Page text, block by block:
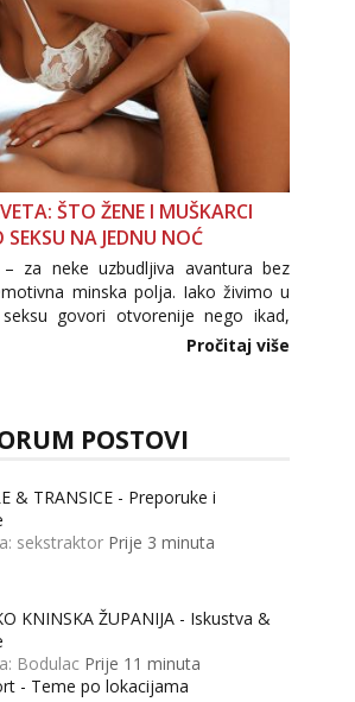
ŠTO ŽENE I MUŠKARCI
NA JEDNU NOĆ
za neke uzbudljiva avantura bez
minska polja. Iako živimo u
govori otvorenije nego ikad,
i dalje izaziva burne rasprave. Što
Pročitaj više
POSTOVI
& TRANSICE - Preporuke i
sekstraktor Prije 3 minuta
KNINSKA ŽUPANIJA - Iskustva &
Bodulac Prije 11 minuta
- Teme po lokacijama